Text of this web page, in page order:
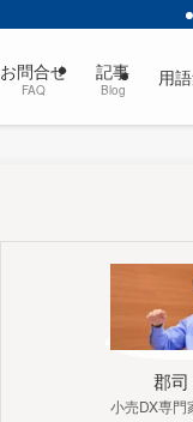
お問合せ
FAQ
記事
Blog
用
郡
小売DX専門